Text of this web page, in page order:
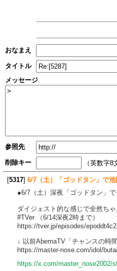
おなまえ
タイトル
メッセージ
参照先
削除キー （英数字8
[5317] 6/7（土）「ゴッドタン」で
●6/7（土）深夜「ゴッドタン」
ダイジェスト的な感じで全然ちゃ
#TVer （6/14深夜2時まで）
https://tver.jp/episodes/
↓ 以前AbemaTV「チャンスの時
https://master-nose.com/idol/
https://x.com/master_nose2002/